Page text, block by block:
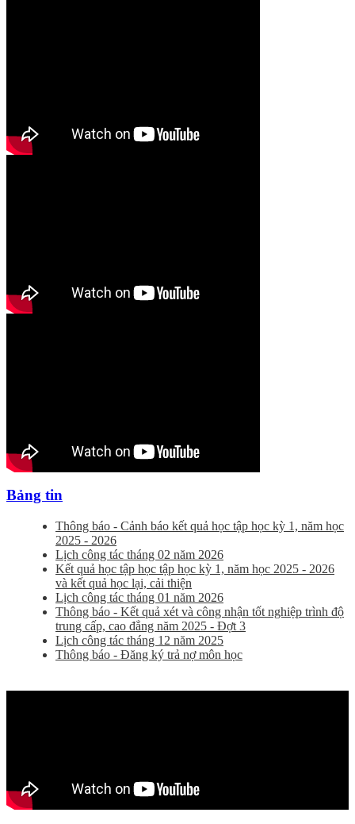
Bảng tin
Thông báo - Cảnh báo kết quả học tập học kỳ 1, năm học
2025 - 2026
Lịch công tác tháng 02 năm 2026
Kết quả học tập học tập học kỳ 1, năm học 2025 - 2026
và kết quả học lại, cải thiện
Lịch công tác tháng 01 năm 2026
Thông báo - Kết quả xét và công nhận tốt nghiệp trình độ
trung cấp, cao đẳng năm 2025 - Đợt 3
Lịch công tác tháng 12 năm 2025
Thông báo - Đăng ký trả nợ môn học